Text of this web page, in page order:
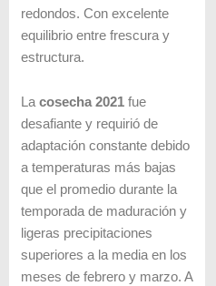
redondos. Con excelente
equilibrio entre frescura y
estructura.
Lacosecha 2021 fue
desafiante y requirió de
adaptación constante debido
a temperaturas más bajas
que el promedio durante la
temporada de maduración y
ligeras precipitaciones
superiores a la media en los
meses de febrero y marzo. A